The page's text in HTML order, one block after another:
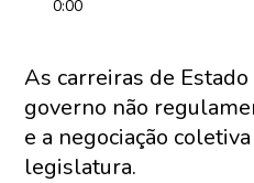
0:00
As carreiras de
governo não
e a negociação
legislatura.